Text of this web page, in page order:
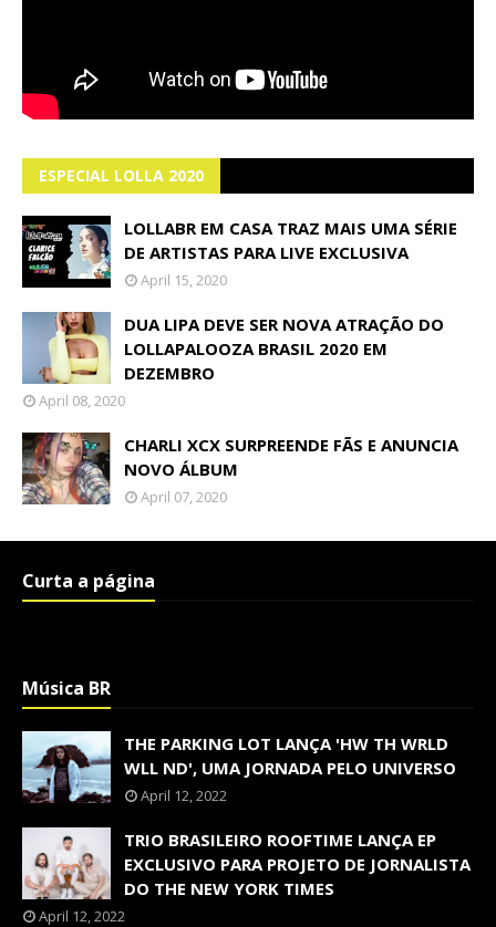
ESPECIAL LOLLA 2020
LOLLABR EM CASA TRAZ MAIS UMA SÉRIE
DE ARTISTAS PARA LIVE EXCLUSIVA
April 15, 2020
DUA LIPA DEVE SER NOVA ATRAÇÃO DO
LOLLAPALOOZA BRASIL 2020 EM
DEZEMBRO
April 08, 2020
CHARLI XCX SURPREENDE FÃS E ANUNCIA
NOVO ÁLBUM
April 07, 2020
Curta a página
Música BR
THE PARKING LOT LANÇA 'HW TH WRLD
WLL ND', UMA JORNADA PELO UNIVERSO
April 12, 2022
TRIO BRASILEIRO ROOFTIME LANÇA EP
EXCLUSIVO PARA PROJETO DE JORNALISTA
DO THE NEW YORK TIMES
April 12, 2022